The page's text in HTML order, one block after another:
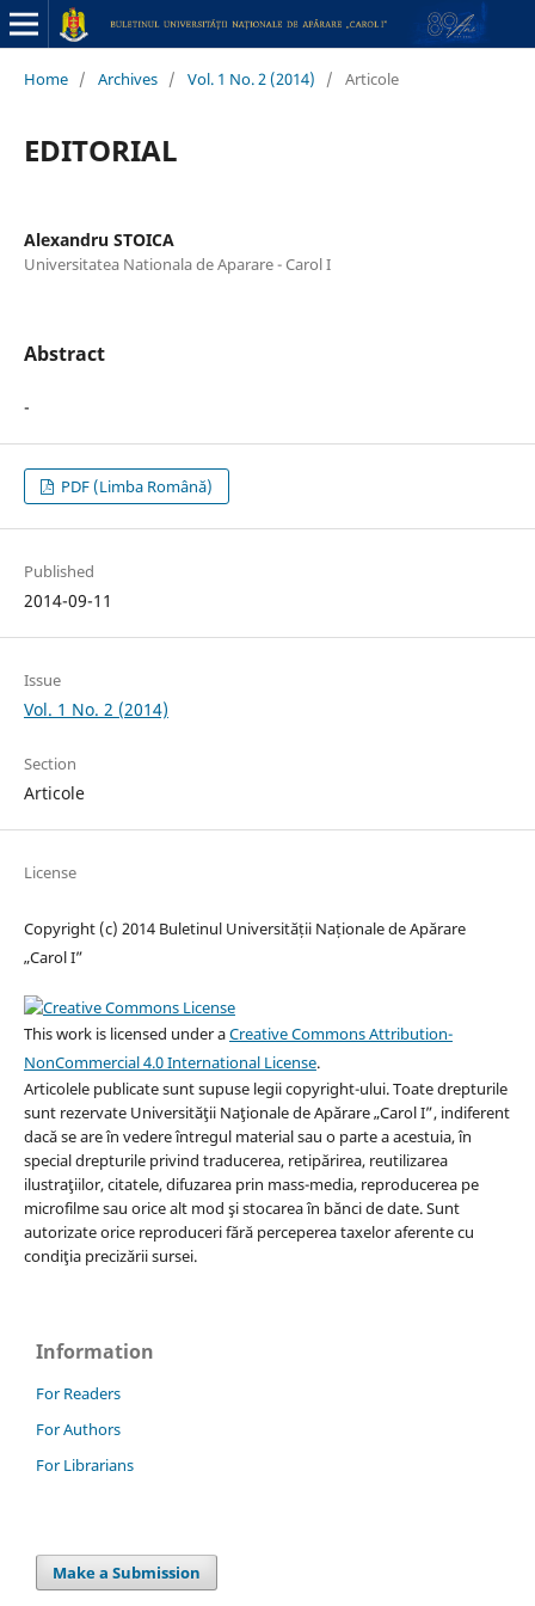
Home / Archives / Vol. 1 No. 2 (2014) / Articole
EDITORIAL
Alexandru STOICA
Universitatea Nationala de Aparare - Carol I
Abstract
-
PDF (Limba Română)
Published
2014-09-11
Issue
Vol. 1 No. 2 (2014)
Section
Articole
License
Copyright (c) 2014 Buletinul Universității Naționale de Apărare
„Carol I”
This work is licensed under aCreative Commons Attribution-
NonCommercial 4.0 International License.
Articolele publicate sunt supuse legii copyright-ului. Toate drepturile
sunt rezervate Universităţii Naţionale de Apărare „Carol I”, indiferent
dacă se are în vedere întregul material sau o parte a acestuia, în
special drepturile privind traducerea, retipărirea, reutilizarea
ilustraţiilor, citatele, difuzarea prin mass-media, reproducerea pe
microfilme sau orice alt mod şi stocarea în bănci de date. Sunt
autorizate orice reproduceri fără perceperea taxelor aferente cu
condiţia precizării sursei.
Information
For Readers
For Authors
For Librarians
Make a Submission